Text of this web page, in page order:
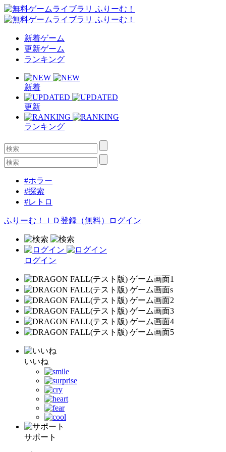
新着ゲーム
更新ゲーム
ランキング
新着
更新
ランキング
#ホラー
#探索
#レトロ
ふりーむ！ＩＤ登録（無料） ログイン
ログイン
いいね
サポート